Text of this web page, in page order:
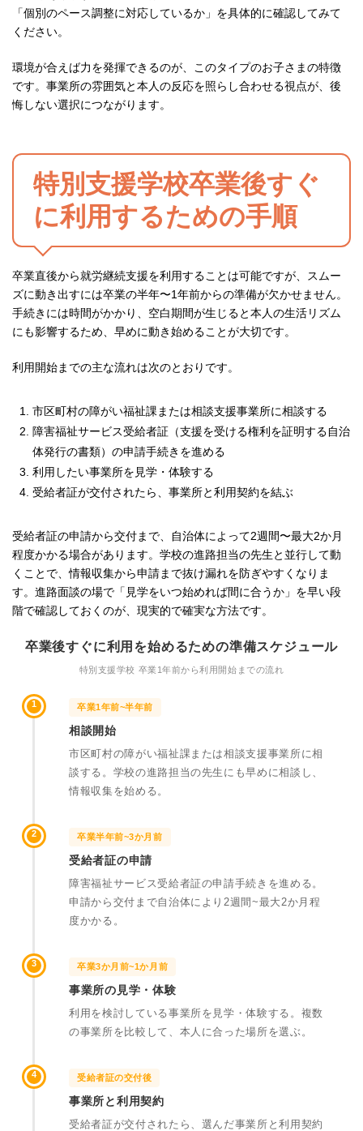
「個別のペース調整に対応しているか」を具体的に確認してみて
ください。
環境が合えば力を発揮できるのが、このタイプのお子さまの特徴
です。事業所の雰囲気と本人の反応を照らし合わせる視点が、後
悔しない選択につながります。
特別支援学校卒業後すぐ
に利用するための手順
卒業直後から就労継続支援を利用することは可能ですが、スムー
ズに動き出すには卒業の半年〜1年前からの準備が欠かせません。
手続きには時間がかかり、空白期間が生じると本人の生活リズム
にも影響するため、早めに動き始めることが大切です。
利用開始までの主な流れは次のとおりです。
市区町村の障がい福祉課または相談支援事業所に相談する
障害福祉サービス受給者証（支援を受ける権利を証明する自治
体発行の書類）の申請手続きを進める
利用したい事業所を見学・体験する
受給者証が交付されたら、事業所と利用契約を結ぶ
受給者証の申請から交付まで、自治体によって2週間〜最大2か月
程度かかる場合があります。学校の進路担当の先生と並行して動
くことで、情報収集から申請まで抜け漏れを防ぎやすくなりま
す。進路面談の場で「見学をいつ始めれば間に合うか」を早い段
階で確認しておくのが、現実的で確実な方法です。
卒業後すぐに利用を始めるための準備スケジュール
特別支援学校 卒業1年前から利用開始までの流れ
1 卒業1年前~半年前
相談開始
市区町村の障がい福祉課または相談支援事業所に相
談する。学校の進路担当の先生にも早めに相談し、
情報収集を始める。
2 卒業半年前~3か月前
受給者証の申請
障害福祉サービス受給者証の申請手続きを進める。
申請から交付まで自治体により2週間~最大2か月程
度かかる。
3 卒業3か月前~1か月前
事業所の見学・体験
利用を検討している事業所を見学・体験する。複数
の事業所を比較して、本人に合った場所を選ぶ。
4 受給者証の交付後
事業所と利用契約
受給者証が交付されたら、選んだ事業所と利用契約